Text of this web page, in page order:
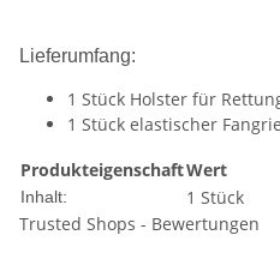
Lieferumfang:
1 Stück Holster für
1 Stück elastischer
ProdukteigenschaftWert
Inhalt:
1 Stück
Trusted Shops - Bewertungen